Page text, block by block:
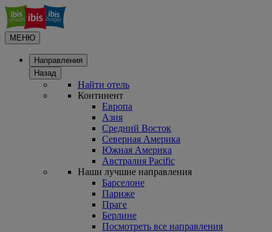
МЕНЮ
Направления
Назад
Найти отель
Континент
Европа
Азия
Средний Восток
Северная Америка
Южная Америка
Австралия Pacific
Наши лучшие направления
Барселоне
Париже
Праге
Берлине
Посмотреть все направления